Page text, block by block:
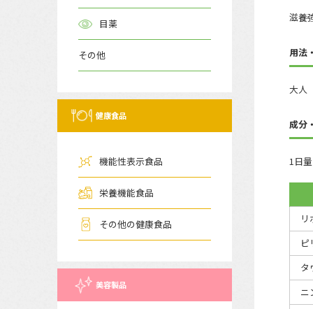
目薬
その他
健康食品
機能性表示食品
栄養機能食品
その他の健康食品
美容製品
滋養
用法
大人
成分
1日
ピ
タ
ニ